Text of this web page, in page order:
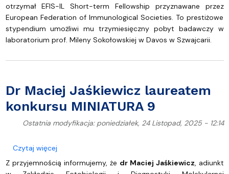
otrzymał EFIS-IL Short-term Fellowship przyznawane przez
European Federation of Immunological Societies. To prestiżowe
stypendium umożliwi mu trzymiesięczny pobyt badawczy w
laboratorium prof. Mileny Sokołowskiej w Davos w Szwajcarii.
Dr Maciej Jaśkiewicz laureatem
konkursu MINIATURA 9
Ostatnia modyfikacja: poniedziałek, 24 Listopad, 2025 - 12:14
Czytaj więcejo Dr Maciej Jaśkiewicz laureatem konkursu
Z przyjemnością informujemy, że dr Maciej Jaśkiewicz, adiunkt